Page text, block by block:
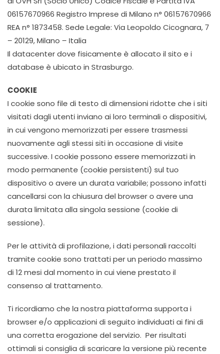
06157670966 Registro Imprese di Milano n° 06157670966
REA n° 1873458. Sede Legale: Via Leopoldo Cicognara, 7
– 20129, Milano – Italia
Il datacenter dove fisicamente è allocato il sito e i
database è ubicato in Strasburgo.
COOKIE
I cookie sono file di testo di dimensioni ridotte che i siti
visitati dagli utenti inviano ai loro terminali o dispositivi,
in cui vengono memorizzati per essere trasmessi
nuovamente agli stessi siti in occasione di visite
successive. I cookie possono essere memorizzati in
modo permanente (cookie persistenti) sul tuo
dispositivo o avere un durata variabile; possono infatti
cancellarsi con la chiusura del browser o avere una
durata limitata alla singola sessione (cookie di
sessione).
Per le attività di profilazione, i dati personali raccolti
tramite cookie sono trattati per un periodo massimo
di 12 mesi dal momento in cui viene prestato il
consenso al trattamento.
Ti ricordiamo che la nostra piattaforma supporta i
browser e/o applicazioni di seguito individuati ai fini di
una corretta erogazione del servizio. Per risultati
ottimali si consiglia di scaricare la versione più recente